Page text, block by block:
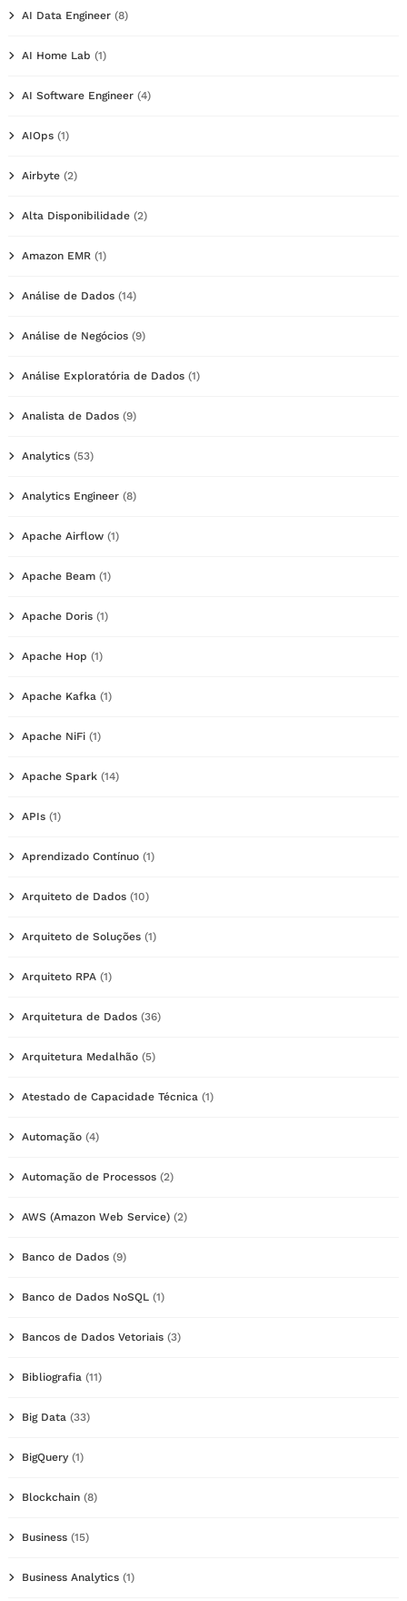
AI Data Engineer (8)
AI Home Lab (1)
AI Software Engineer (4)
AIOps (1)
Airbyte (2)
Alta Disponibilidade (2)
Amazon EMR (1)
Análise de Dados (14)
Análise de Negócios (9)
Análise Exploratória de Dados (1)
Analista de Dados (9)
Analytics (53)
Analytics Engineer (8)
Apache Airflow (1)
Apache Beam (1)
Apache Doris (1)
Apache Hop (1)
Apache Kafka (1)
Apache NiFi (1)
Apache Spark (14)
APIs (1)
Aprendizado Contínuo (1)
Arquiteto de Dados (10)
Arquiteto de Soluções (1)
Arquiteto RPA (1)
Arquitetura de Dados (36)
Arquitetura Medalhão (5)
Atestado de Capacidade Técnica (1)
Automação (4)
Automação de Processos (2)
AWS (Amazon Web Service) (2)
Banco de Dados (9)
Banco de Dados NoSQL (1)
Bancos de Dados Vetoriais (3)
Bibliografia (11)
Big Data (33)
BigQuery (1)
Blockchain (8)
Business (15)
Business Analytics (1)